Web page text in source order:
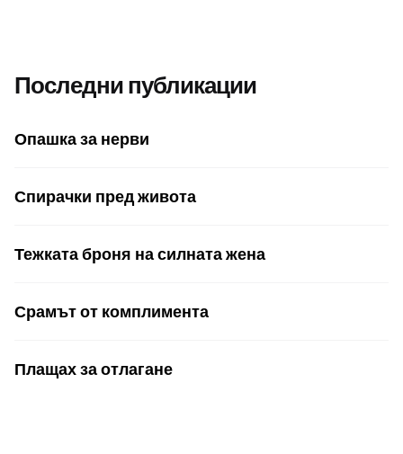
Последни публикации
Опашка за нерви
Спирачки пред живота
Тежката броня на силната жена
Срамът от комплимента
Плащах за отлагане